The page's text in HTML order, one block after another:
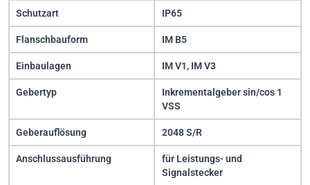
Schutzart IP65
Flanschbauform IM B5
Einbaulagen IM V1, IM V3
Gebertyp
Inkrementalgeber sin/cos 1
VSS
Geberauflösung 2048 S/R
Anschlussausführung
für Leistungs- und
Signalstecker